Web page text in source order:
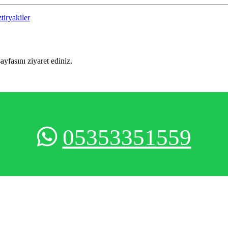
ziyaret ediniz.
05353351559